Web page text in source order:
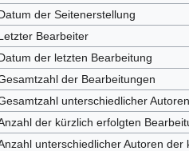
der Seitenerstellung
Bearbeiter
der letzten Bearbeitung
der Bearbeitungen
unterschiedlicher Autoren
der kürzlich erfolgten
unterschiedlicher Autoren